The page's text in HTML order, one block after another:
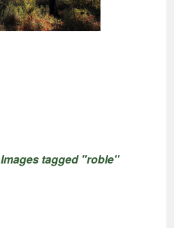
Images tagged "roble"